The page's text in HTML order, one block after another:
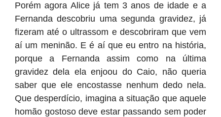
Porém agora Alice já tem 3 anos de idade e a
Fernanda descobriu uma segunda gravidez, já
fizeram até o ultrassom e descobriram que vem
aí um meninão. E é aí que eu entro na história,
porque a Fernanda assim como na última
gravidez dela ela enjoou do Caio, não queria
saber que ele encostasse nenhum dedo nela.
Que desperdício, imagina a situação que aquele
homão gostoso deve estar passando sem poder